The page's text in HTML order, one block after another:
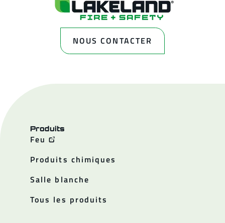
NOUS CONTACTER
Produits
Feu
Produits chimiques
Salle blanche
Tous les produits